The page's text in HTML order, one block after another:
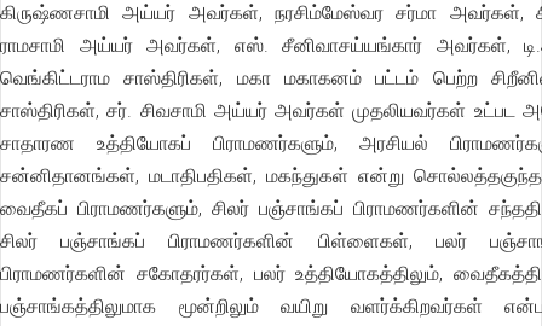
கிருஷ்ணசாமி அய்யர் அவர்கள், நரசிம்மேஸ்வர சர்மா அவர்கள்,
ராமசாமி அய்யர் அவர்கள், எஸ். சீனிவாசய்யங்கார் அவர்கள்,
வெங்கிட்டராம சாஸ்திரிகள், மகா மகாகனம் பட்டம் பெற்ற
சாஸ்திரிகள், சர். சிவசாமி அய்யர் அவர்கள் முதலியவர்கள் உட்பட
சாதாரண உத்தியோகப் பிராமணர்களும், அரசியல்
சன்னிதானங்கள், மடாதிபதிகள், மகந்துகள் என்று
வைதீகப் பிராமணர்களும், சிலர் பஞ்சாங்கப் பிராமணர்களின்
சிலர் பஞ்சாங்கப் பிராமணர்களின் பிள்ளைகள், பலர்
பிராமணர்களின் சகோதரர்கள், பலர் உத்தியோகத்திலும்,
பஞ்சாங்கத்திலுமாக மூன்றிலும் வயிறு வளர்க்கிறவர்கள்